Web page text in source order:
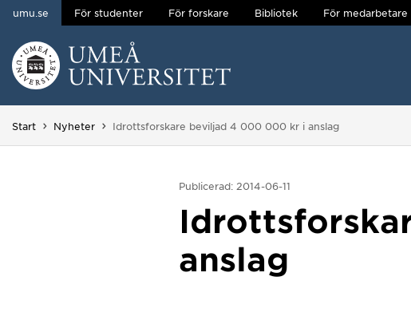
Hoppa direkt till innehållet
umu.se För studenter För forskare Bibliotek För medarbetare
Start Nyheter Du är här:
Idrottsforskare beviljad 4 000 000 kr i anslag
Publicerad: 2014-06-11
anslag